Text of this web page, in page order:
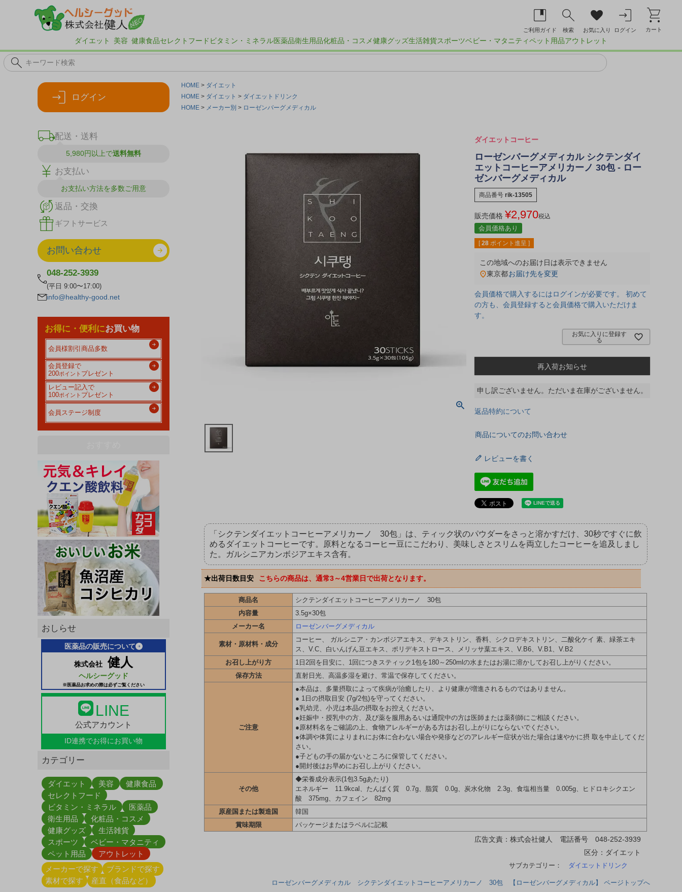
ご利用ガイド 検索 お気に入り ログイン カート
ダイエット 美容 健康食品セレクトフード ビタミン・ミネラル医薬品衛生用品化粧品・コスメ健康グッズ生活雑貨スポーツベビー・マタニティペット用品アウトレット
ログイン
配送・送料
5,980円以上で送料無料
お支払い
お支払い方法を多数ご用意
返品・交換
ギフトサービス
お問い合わせ
048-252-3939
(平日 9:00〜17:00)
info@healthy-good.net
お得に・便利にお買い物
会員様割引商品多数
会員登録で
200ポイント プレゼント
レビュー記入で
100ポイント プレゼント
会員ステージ制度
おしらせ
医薬品の販売について
株式会社 健人
ヘルシーグッド
※医薬品お求めの際は必ずご覧ください
LINE
公式アカウント
ID連携でお得にお買い物
カテゴリー
ダイエット 美容
健康食品
セレクトフード
ビタミン・ミネラル
医薬品
衛生用品
化粧品・コスメ
健康グッズ
生活雑貨
スポーツ
ベビー・マタニティ
ペット用品
アウトレット
メーカーで探す
ブランドで探す
素材で探す
産直（食品など）
HOME
ダイエット
HOME
ダイエット
ダイエットドリンク
HOME
メーカー別 ローゼンバーグメディカル
ダイエットコーヒー
ローゼンバーグメディカル シクテンダイ
エットコーヒーアメリカーノ 30包 - ロー
ゼンバーグメディカル
商品番号 rik-13505
販売価格 ¥2,970税込
会員価格あり
[ 28 ポイント進呈 ]
この地域へのお届け日は表示できません
東京都お届け先を変更
会員価格で購入するにはログインが必要です。 初めて
の方も、会員登録すると会員価格で購入いただけま
す。
お気に入りに登録す
る
再入荷お知らせ
申し訳ございません。ただいま在庫がございません。
返品特約について
商品についてのお問い合わせ
レビューを書く
「シクテンダイエットコーヒーアメリカーノ 30包」は、ティック状のパウダーをさっと溶かすだけ、30秒ですぐに飲
めるダイエットコーヒーです。原料となるコーヒー豆にこだわり、美味しさとスリムを両立したコーヒーを追及しまし
た。ガルシニアカンボジアエキス含有。
★出荷日数目安 こちらの商品は、通常3～4営業日で出荷となります。
商品名
シクテンダイエットコーヒーアメリカーノ 30包
内容量
3.5g×30包
メーカー名
ローゼンバーグメディカル
素材・原材料・成分
コーヒー、 ガルシニア・カンボジアエキス、デキストリン、香料、シクロデキストリン、二酸化ケイ 素、緑茶エキ
ス、V.C、白いんげん豆エキス、ポリデキストロース、メリッサ葉エキス、V.B6、V.B1、V.B2
お召し上がり方
1日2回を目安に、1回につきスティック1包を180～250mlの水またはお湯に溶かしてお召し上がりください。
保存方法
直射日光、高温多湿を避け、常温で保存してください。
ご注意
●本品は、多量摂取によって疾病が治癒したり、より健康が増進されるものではありません。
● 1日の摂取目安 (7g/2包)を守ってください。
●乳幼児、小児は本品の摂取をお控えください。
●妊娠中・授乳中の方、及び薬を服用あるいは通院中の方は医師または薬剤師にご相談ください。
●原材料名をご確認の上、食物アレルギーがある方はお召し上がりにならないでください。
●体調や体質によりまれにお体に合わない場合や発疹などのアレルギー症状が出た場合は速やかに摂 取を中止してくだ
さい。
●子どもの手の届かないところに保管してください。
●開封後はお早めにお召し上がりください。
その他
◆栄養成分表示(1包3.5gあたり)
エネルギー 11.9kcal、たんぱく質 0.7g、脂質 0.0g、炭水化物 2.3g、食塩相当量 0.005g、ヒドロキシクエン
酸 375mg、カフェイン 82mg
原産国または製造国
韓国
賞味期限
パッケージまたはラベルに記載
広告文責：株式会社健人 電話番号 048-252-3939
区分：ダイエット
サブカテゴリー： ダイエットドリンク
ローゼンバーグメディカル シクテンダイエットコーヒーアメリカーノ 30包 【ローゼンバーグメディカル】 ページトップへ